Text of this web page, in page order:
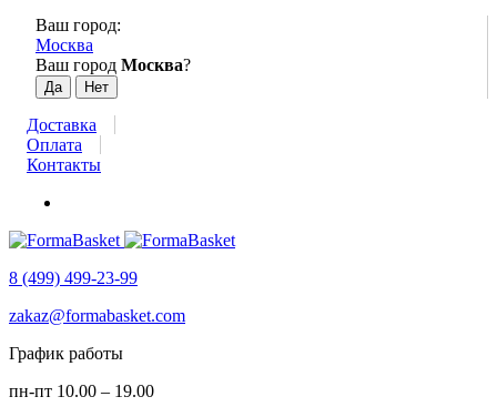
Ваш город:
Москва
Ваш город Москва?
Доставка
Оплата
Контакты
8 (499) 499-23-99
zakaz@formabasket.com
График работы
пн-пт 10.00 – 19.00